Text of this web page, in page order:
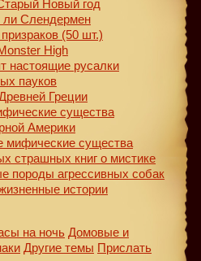
Новый год
ли Слендермен
(50 шт.)
High
настоящие русалки
пауков
Греции
существа
Америки
мифические существа
страшных книг о мистике
породы агрессивных собак
истории
на ночь Домовые и
Другие темы Прислать